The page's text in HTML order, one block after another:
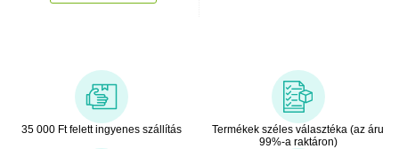
35 000 Ft felett ingyenes szállítás
Termékek széles választéka (az áru
99%-a raktáron)